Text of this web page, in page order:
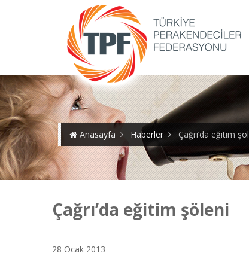
Anasayfa Haberler Çağrı’da eğitim
Çağrı’da eğitim şöleni
28 Ocak 2013